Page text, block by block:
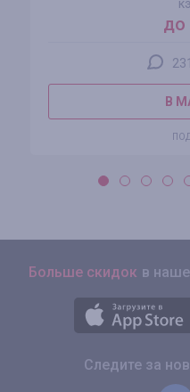
до
В
Больше скидок в
Следите за